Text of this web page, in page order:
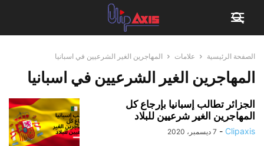
الصفحة الرئيسية علامات المهاجرين الغير الشرعيين في اسبانيا
المهاجرين الغير الشرعيين في اسبانيا
الجزائر تطالب إسبانيا بإرجاع كل
المهاجرين الغير شرعيين للبلاد
Clipaxis
- 7 ديسمبر، 2020